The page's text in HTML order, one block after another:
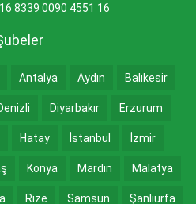
8339 0090 4551 16
Antalya Aydın Balıkesir
Diyarbakır Erzurum
Hatay İstanbul İzmir
Konya Mardin Malatya
Rize Samsun Şanlıurfa